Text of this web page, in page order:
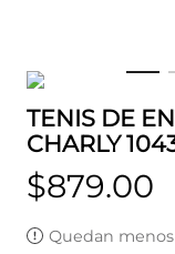
TENIS DE
CHARLY
$879.00
Quedan